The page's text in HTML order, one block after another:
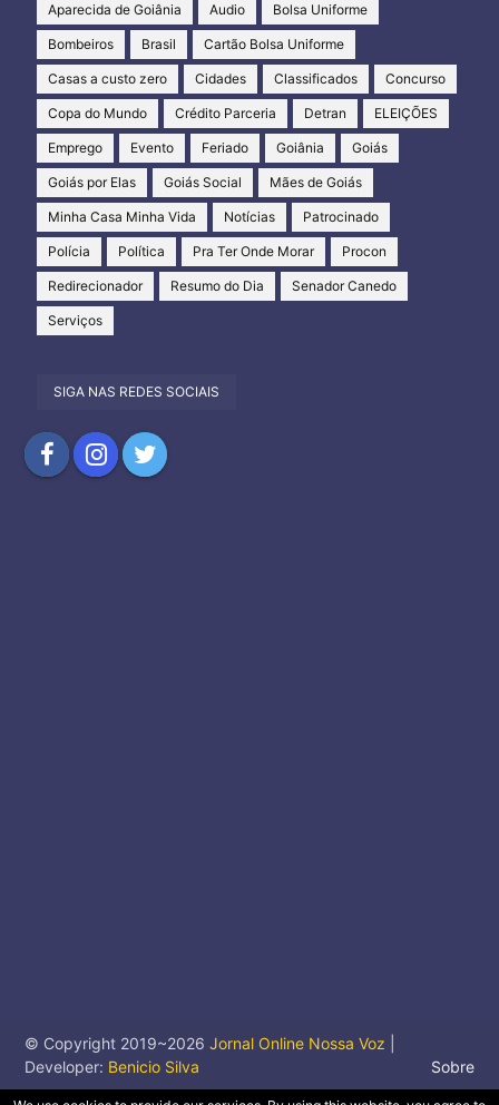
Aparecida de Goiânia Audio Bolsa Uniforme
Bombeiros Brasil Cartão Bolsa Uniforme
Casas a custo zero Cidades Classificados Concurso
Copa do Mundo Crédito Parceria Detran ELEIÇÕES
Emprego Evento Feriado Goiânia Goiás
Goiás por Elas Goiás Social Mães de Goiás
Minha Casa Minha Vida Notícias Patrocinado
Polícia Política Pra Ter Onde Morar Procon
Redirecionador Resumo do Dia Senador Canedo
Serviços
SIGA NAS REDES SOCIAIS
© Copyright 2019~2026 Jornal Online Nossa Voz
Developer: Benicio Silva Sobre